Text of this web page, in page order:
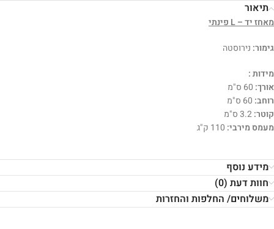
תיאור
מאחז יד – L פינתי
גימור: נירוסטה
מידות :
אורך:
רוחב:
קוטר:
מעמס מירבי: 110 ק"ג
מידע נוסף
חוות דעת (0)
משלוחים/ החלפות והחזרות